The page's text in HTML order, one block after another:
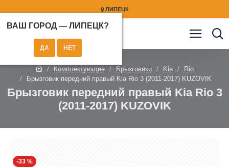
ЛИПЕЦК
ВАШ ГОРОД — ЛИПЕЦК?
Комплектующие Брызговики Kia
Rio
Брызговик передний правый Kia Rio 3 (2011-2017) KUZOVIK
Брызговик передний правый Kia Rio 3
(2011-2017) KUZOVIK
-33 %